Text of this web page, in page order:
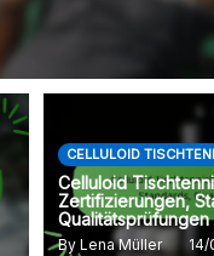
CELLULOID
Celluloid
Zertifizierungen,
Qualitätsprüfungen
By Lena Müller 14/